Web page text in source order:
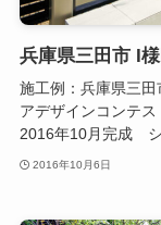
兵庫県三田市 I
施工例：兵庫県三
アデザインコンテ
2016年10月完成 シ
2016年10月6日